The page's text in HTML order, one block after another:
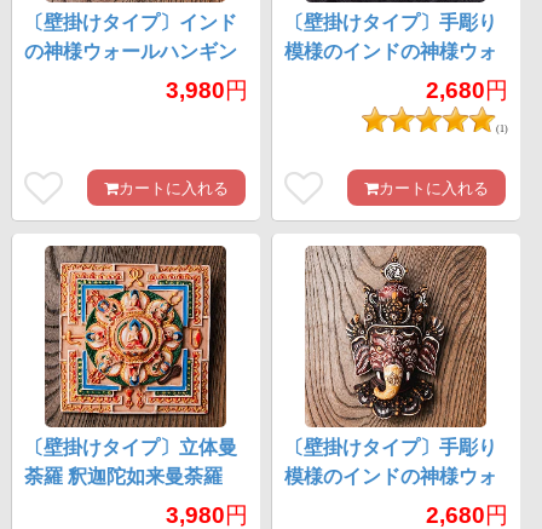
〔壁掛けタイプ〕インド
の神様ウォールハンギン
グ - 太陽神スーリヤ [約
3,980円
カートに入れる
〔壁掛けタイプ〕手彫り
模様のインドの神様ウォ
ールハンギング - シヴァ
[約16.5cm×8.5cm]
2,680円
(1)
カートに入れる
〔壁掛けタイプ〕立体曼
荼羅 釈迦陀如来曼荼羅
[約11.7cm×11.7cm×2cm]
3,980円
〔壁掛けタイプ〕手彫り
模様のインドの神様ウォ
ールハンギング - ガネー
2,680円